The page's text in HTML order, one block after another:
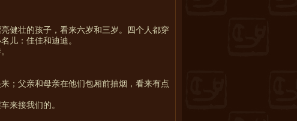
健壮的孩子，看来六岁和三岁。四个人都穿
儿：佳佳和迪迪。
；父亲和母亲在他们包厢前抽烟，看来有点
来接我们的。